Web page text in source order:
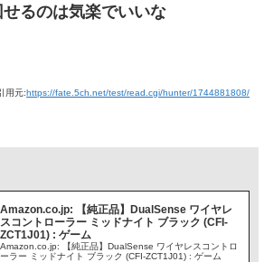
るのは気楽でいいな
用元:https://fate.5ch.net/test/read.cgi/hunter/1744881808/
Amazon.co.jp: 【純正品】DualSense ワイヤレ
スコントローラー ミッドナイト ブラック (CFI-
ZCT1J01) : ゲーム
Amazon.co.jp: 【純正品】DualSense ワイヤレスコントロ
ーラー ミッドナイト ブラック (CFI-ZCT1J01) : ゲーム